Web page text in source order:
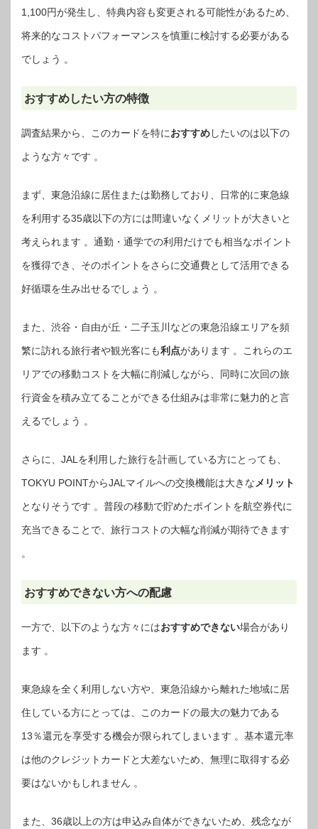
1,100円が発生し、特典内容も変更される可能性があるため、
将来的なコストパフォーマンスを慎重に検討する必要がある
でしょう 。
おすすめしたい方の特徴
調査結果から、このカードを特におすすめしたいのは以下の
ような方々です 。
まず、東急沿線に居住または勤務しており、日常的に東急線
を利用する35歳以下の方には間違いなくメリットが大きいと
考えられます 。通勤・通学での利用だけでも相当なポイント
を獲得でき、そのポイントをさらに交通費として活用できる
好循環を生み出せるでしょう 。
また、渋谷・自由が丘・二子玉川などの東急沿線エリアを頻
繁に訪れる旅行者や観光客にも利点があります 。これらのエ
リアでの移動コストを大幅に削減しながら、同時に次回の旅
行資金を積み立てることができる仕組みは非常に魅力的と言
えるでしょう 。
さらに、JALを利用した旅行を計画している方にとっても、
TOKYU POINTからJALマイルへの交換機能は大きな メリット
となりそうです 。普段の移動で貯めたポイントを航空券代に
充当できることで、旅行コストの大幅な削減が期待できます
。
おすすめできない方への配慮
一方で、以下のような方々にはおすすめできない場合があり
ます 。
東急線を全く利用しない方や、東急沿線から離れた地域に居
住している方にとっては、このカードの最大の魅力である
13％還元を享受する機会が限られてしまいます 。基本還元率
は他のクレジットカードと大差ないため、無理に取得する必
要はないかもしれません 。
また、36歳以上の方は申込み自体ができないため、残念なが